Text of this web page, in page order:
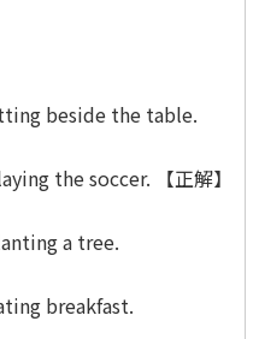
beside the table.
the soccer. 【正解】
a tree.
breakfast.